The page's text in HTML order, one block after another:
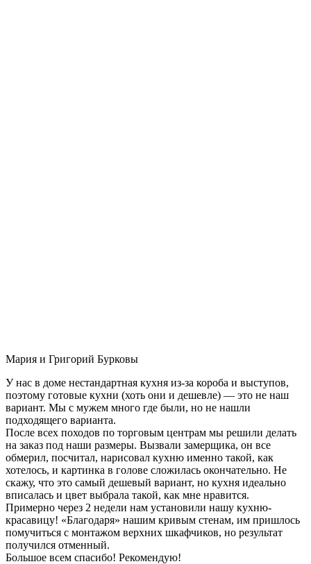
Мария и Григорий Бурковы
У нас в доме нестандартная кухня из-за короба и выступов,
поэтому готовые кухни (хоть они и дешевле) — это не наш
вариант. Мы с мужем много где были, но не нашли
подходящего варианта.
После всех походов по торговым центрам мы решили делать
на заказ под наши размеры. Вызвали замерщика, он все
обмерил, посчитал, нарисовал кухню именно такой, как
хотелось, и картинка в голове сложилась окончательно. Не
скажу, что это самый дешевый вариант, но кухня идеально
вписалась и цвет выбрала такой, как мне нравится.
Примерно через 2 недели нам установили нашу кухню-
красавицу! «Благодаря» нашим кривым стенам, им пришлось
помучиться с монтажом верхних шкафчиков, но результат
получился отменный.
Большое всем спасибо! Рекомендую!